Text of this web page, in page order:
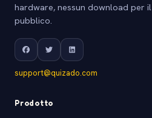
hardware, nessun download per il
pubblico.
support@quizado.com
Prodotto